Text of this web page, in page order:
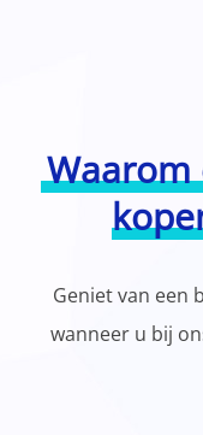
Geniet van een
wanneer u bij